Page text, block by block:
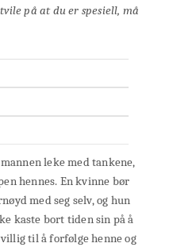
på at du er spesiell, må
leke med tankene,
hennes. En kvinne bør
med seg selv, og hun
kaste bort tiden sin på å
til å forfølge henne og